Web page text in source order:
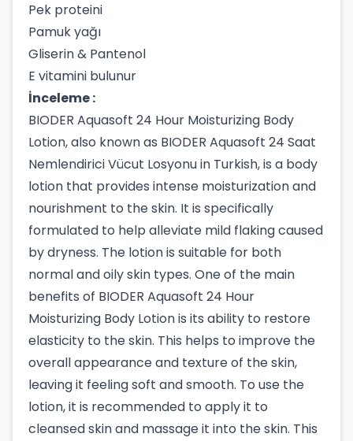
Pek proteini
Pamuk yağı
Gliserin & Pantenol
E vitamini bulunur
İnceleme :
BIODER Aquasoft 24 Hour Moisturizing Body
Lotion, also known as BIODER Aquasoft 24 Saat
Nemlendirici Vücut Losyonu in Turkish, is a body
lotion that provides intense moisturization and
nourishment to the skin. It is specifically
formulated to help alleviate mild flaking caused
by dryness. The lotion is suitable for both
normal and oily skin types. One of the main
benefits of BIODER Aquasoft 24 Hour
Moisturizing Body Lotion is its ability to restore
elasticity to the skin. This helps to improve the
overall appearance and texture of the skin,
leaving it feeling soft and smooth. To use the
lotion, it is recommended to apply it to
cleansed skin and massage it into the skin. This